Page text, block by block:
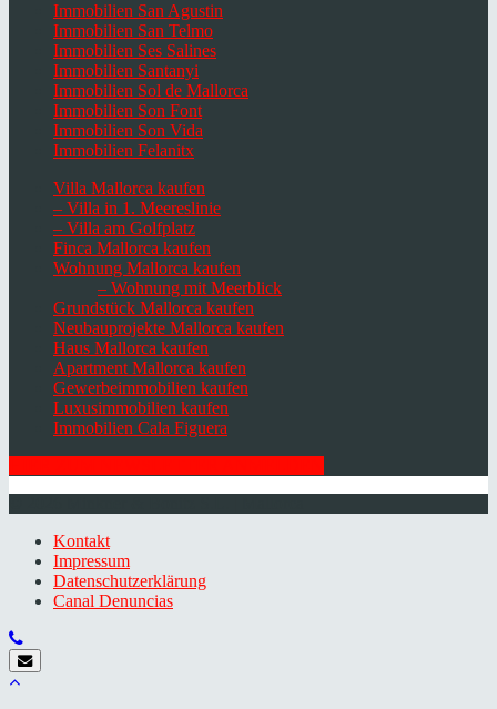
Immobilien San Agustin
Immobilien San Telmo
Immobilien Ses Salines
Immobilien Santanyi
Immobilien Sol de Mallorca
Immobilien Son Font
Immobilien Son Vida
Immobilien Felanitx
Villa Mallorca kaufen
– Villa in 1. Meereslinie
– Villa am Golfplatz
Finca Mallorca kaufen
Wohnung Mallorca kaufen
– Wohnung mit Meerblick
Grundstück Mallorca kaufen
Neubauprojekte Mallorca kaufen
Haus Mallorca kaufen
Apartment Mallorca kaufen
Gewerbeimmobilien kaufen
Luxusimmobilien kaufen
Immobilien Cala Figuera
Kontakt
Impressum
Datenschutzerklärung
Canal Denuncias